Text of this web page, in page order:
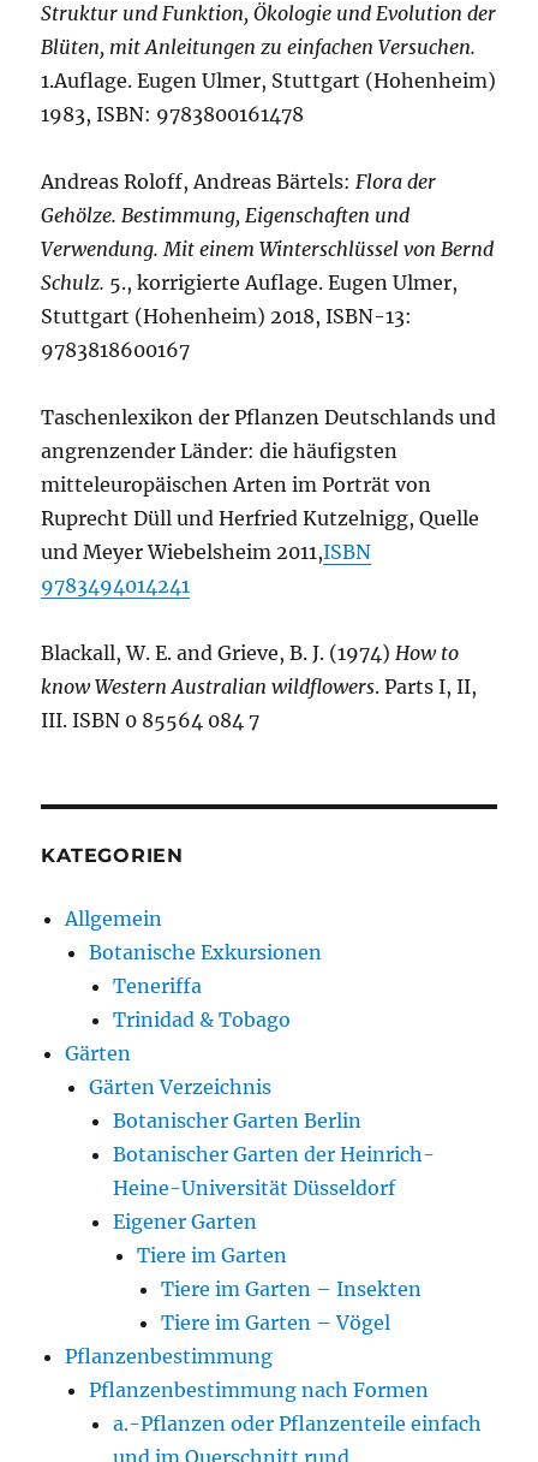
Struktur und Funktion, Ökologie und Evolution der
Blüten, mit Anleitungen zu einfachen Versuchen.
1.Auflage. Eugen Ulmer, Stuttgart (Hohenheim)
1983, ISBN: 9783800161478
Andreas Roloff, Andreas Bärtels:Flora der
Gehölze. Bestimmung, Eigenschaften und
Verwendung. Mit einem Winterschlüssel von Bernd
Schulz. 5., korrigierte Auflage. Eugen Ulmer,
Stuttgart (Hohenheim) 2018, ISBN-13:
9783818600167
Taschenlexikon der Pflanzen Deutschlands und
angrenzender Länder: die häufigsten
mitteleuropäischen Arten im Porträt von
Ruprecht Düll und Herfried Kutzelnigg, Quelle
und Meyer Wiebelsheim 2011,ISBN
9783494014241
Blackall, W. E. and Grieve, B. J. (1974)How to
know Western Australian wildflowers. Parts I, II,
III. ISBN 0 85564 084 7
KATEGORIEN
Allgemein
Botanische Exkursionen
Teneriffa
Trinidad & Tobago
Gärten
Gärten Verzeichnis
Botanischer Garten Berlin
Botanischer Garten der Heinrich-
Heine-Universität Düsseldorf
Eigener Garten
Tiere im Garten
Tiere im Garten – Insekten
Tiere im Garten – Vögel
Pflanzenbestimmung
Pflanzenbestimmung nach Formen
a.-Pflanzen oder Pflanzenteile einfach